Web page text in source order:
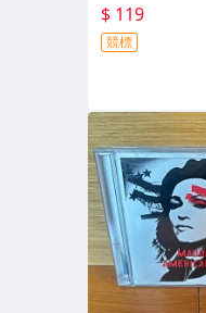
$ 119
競標